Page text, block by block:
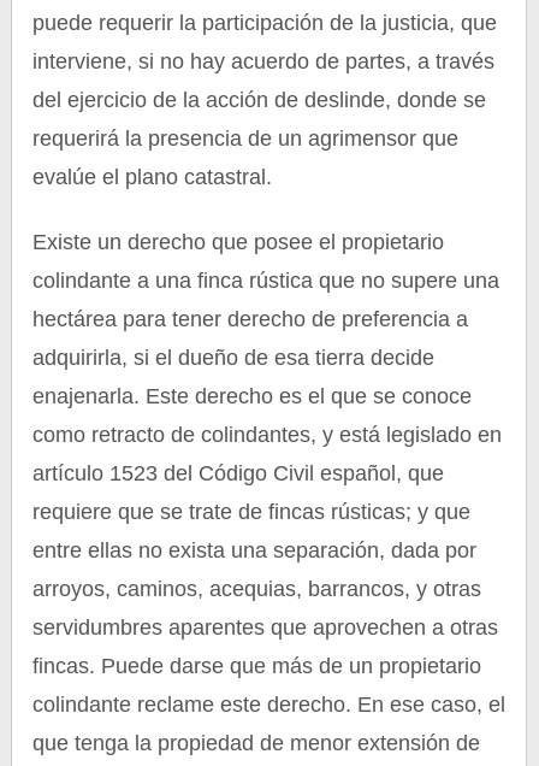
puede requerir la participación de la justicia, que
interviene, si no hay acuerdo de partes, a través
del ejercicio de la acción de deslinde, donde se
requerirá la presencia de un agrimensor que
evalúe el plano catastral.
Existe un derecho que posee el propietario
colindante a una finca rústica que no supere una
hectárea para tener derecho de preferencia a
adquirirla, si el dueño de esa tierra decide
enajenarla. Este derecho es el que se conoce
como retracto de colindantes, y está legislado en
artículo 1523 del Código Civil español, que
requiere que se trate de fincas rústicas; y que
entre ellas no exista una separación, dada por
arroyos, caminos, acequias, barrancos, y otras
servidumbres aparentes que aprovechen a otras
fincas. Puede darse que más de un propietario
colindante reclame este derecho. En ese caso, el
que tenga la propiedad de menor extensión de